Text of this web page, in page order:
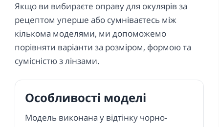
Якщо ви вибираєте оправу для окулярів за
рецептом уперше або сумніваєтесь між
кількома моделями, ми допоможемо
порівняти варіанти за розміром, формою та
сумісністю з лінзами.
Особливості моделі
Модель виконана у відтінку чорно-